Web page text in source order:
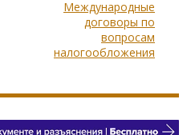
Международные
договоры по
вопросам
налогообложения